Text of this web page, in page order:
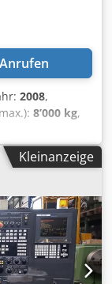
Anrufen
2008,
8’000 kg,
C, Drehen,
1800 mm,
Zulässiges
Späneförderer
Kleinanzeige